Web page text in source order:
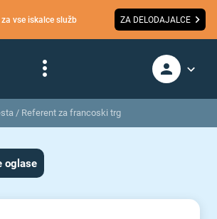
za vse iskalce služb ZA DELODAJALCE
/ Referent za francoski trg
oglase